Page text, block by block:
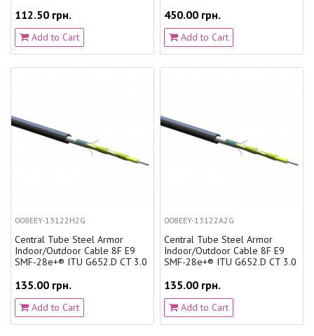
112.50 грн.
Add to Cart
450.00 грн.
Add to Cart
008EEY-13122H2G
Central Tube Steel Armor
Indoor/Outdoor Cable 8F E9
SMF-28e+® ITU G652.D CT 3.0
135.00 грн.
Add to Cart
008EEY-13122A2G
Central Tube Steel Armor
Indoor/Outdoor Cable 8F E9
SMF-28e+® ITU G652.D CT 3.0
135.00 грн.
Add to Cart